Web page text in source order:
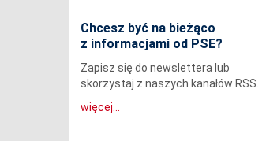
Chcesz być na bieżąco
z informacjami od PSE?
Zapisz się do newslettera lub
skorzystaj z naszych kanałów RSS.
więcej...